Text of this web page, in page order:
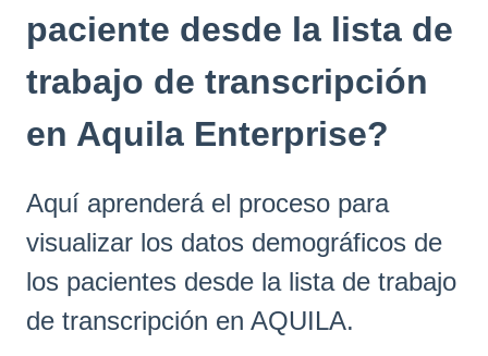
paciente desde la lista de
trabajo de transcripción
en Aquila Enterprise?
Aquí aprenderá el proceso para
visualizar los datos demográficos de
los pacientes desde la lista de trabajo
de transcripción en AQUILA.